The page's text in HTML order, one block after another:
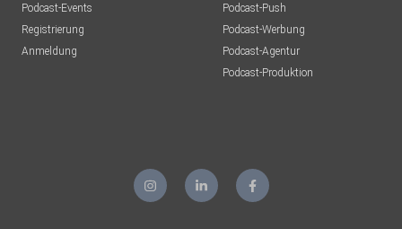
Podcast-Events
Registrierung
Anmeldung
Podcast-Push
Podcast-Werbung
Podcast-Agentur
Podcast-Produktion